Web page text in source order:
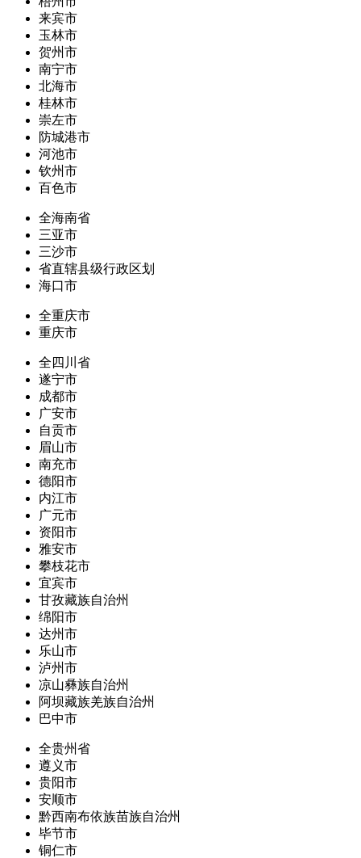
来宾市
玉林市
贺州市
南宁市
北海市
桂林市
崇左市
防城港市
河池市
钦州市
百色市
全海南省
三亚市
三沙市
省直辖县级行政区划
海口市
全重庆市
重庆市
全四川省
遂宁市
成都市
广安市
自贡市
眉山市
南充市
德阳市
内江市
广元市
资阳市
雅安市
攀枝花市
宜宾市
甘孜藏族自治州
绵阳市
达州市
乐山市
泸州市
凉山彝族自治州
阿坝藏族羌族自治州
巴中市
全贵州省
遵义市
贵阳市
安顺市
黔西南布依族苗族自治州
毕节市
铜仁市